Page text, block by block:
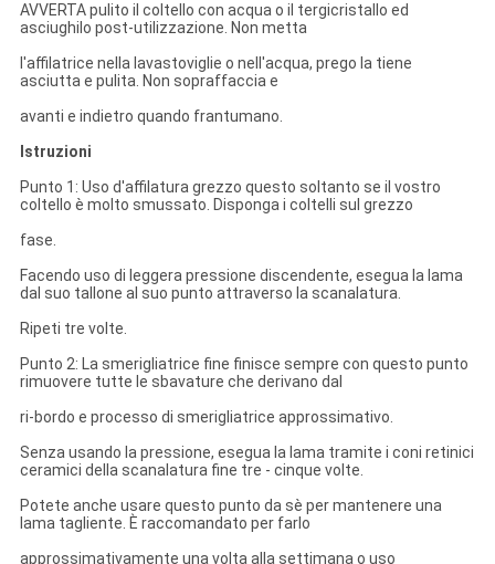
AVVERTA pulito il coltello con acqua o il tergicristallo ed
asciughilo post-utilizzazione. Non metta
l'affilatrice nella lavastoviglie o nell'acqua, prego la tiene
asciutta e pulita. Non sopraffaccia e
avanti e indietro quando frantumano.
Istruzioni
Punto 1: Uso d'affilatura grezzo questo soltanto se il vostro
coltello è molto smussato. Disponga i coltelli sul grezzo
fase.
Facendo uso di leggera pressione discendente, esegua la lama
dal suo tallone al suo punto attraverso la scanalatura.
Ripeti tre volte.
Punto 2: La smerigliatrice fine finisce sempre con questo punto
rimuovere tutte le sbavature che derivano dal
ri-bordo e processo di smerigliatrice approssimativo.
Senza usando la pressione, esegua la lama tramite i coni retinici
ceramici della scanalatura fine tre - cinque volte.
Potete anche usare questo punto da sè per mantenere una
lama tagliente. È raccomandato per farlo
approssimativamente una volta alla settimana o uso